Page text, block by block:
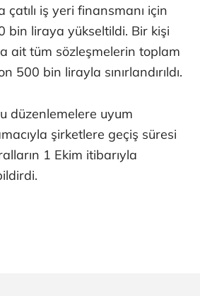
iş yeri finansmanı için
bin liraya yükseltildi. Bir kişi
ait tüm sözleşmelerin toplam
500 bin lirayla sınırlandırıldı.
düzenlemelere uyum
şirketlere geçiş süresi
1 Ekim itibarıyla